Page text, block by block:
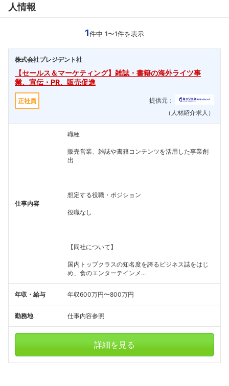
人情報
1件中 1〜1件を表示
株式会社プレジデント社
【セールス＆マーケティング】雑誌・書籍の海外ライツ事
業、宣伝・PR、販売促進
正社員
提供元：
（人材紹介求人）
仕事内容
職種
販売営業、雑誌や書籍コンテンツを活用した事業創
出
想定する役職・ポジション
役職なし
【同社について】
国内トップクラスの知名度を誇るビジネス誌をはじ
め、食のエンターテインメ...
年収・給与 年収600万円〜800万円
勤務地 仕事内容参照
詳細を見る